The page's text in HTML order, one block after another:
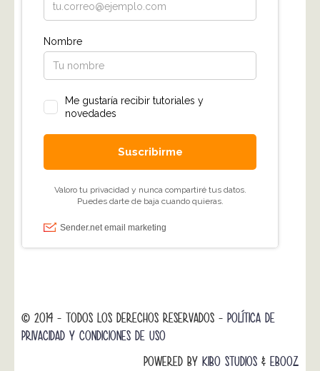
© 2014 - TODOS LOS DERECHOS RESERVADOS - POLÍTICA DE
PRIVACIDAD Y CONDICIONES DE USO
POWERED BY KIBO STUDIOS & EBOOZ